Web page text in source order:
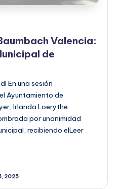
Valencia:
de
En una sesión
Ayuntamiento de
Irlanda Loerythe
por unanimidad
recibiendo elLeer
2025